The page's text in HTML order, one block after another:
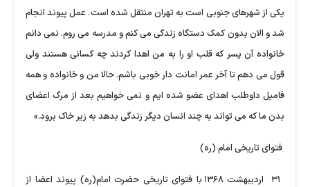
یکی از شهرهای جنوبی است به تهران منتقل شده است. عمل پیوند انجام
شد و الان بدون کمک دستگاه زندگی می کنم و مدرسه می روم. نمی دانم
خانواده آن پسر که قلب او را به من اهدا کردند چه کسانی هستند ولی
قول می دهم تا آخر عمر امانت دار خوبی باشم. حالا من و خانواده و همه
فامیل داوطلب اهدای عضو شده ایم و نمی خواهیم بعد از مرگ اعضای
بدن ما که می تواند به چند انسان دیگر زندگی بدهد به زیر خاک برود.»
فتوای تاریخی امام (ره)
۳۱ اردیبهشت ۱۳۶۸ با فتوای تاریخی حضرت امام(ره) پیوند اعضا از